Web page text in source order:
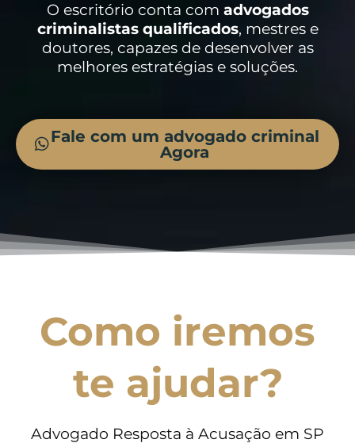
O escritório conta com advogados
criminalistasqualificados, mestres e
doutores, capazes de desenvolver as
melhores estratégias e soluções.
Fale com um advogado criminal
Agora
Como iremos
te ajudar?
Advogado Resposta à Acusação em SP